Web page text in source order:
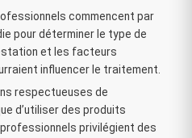
commencent par
pour déterminer le type de
et les facteurs
influencer le traitement.
respectueuses de
d’utiliser des produits
privilégient des